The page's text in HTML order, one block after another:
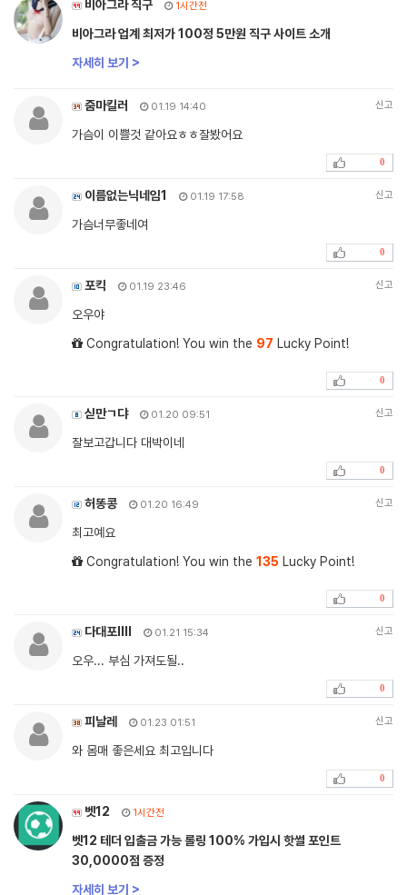
비아그라 직구 1시간전
비아그라 업계 최저가 100정 5만원 직구 사이트 소개
자세히 보기 >
줌마킬러 01.19 14:40 신고
가슴이 이쁠것 같아요ㅎㅎ잘봤어요
0
이름없는닉네임1 01.19 17:58 신고
가슴너무좋네여
0
포킥 01.19 23:46 신고
오우야
Congratulation! You win the 97 Lucky Point!
0
싣만ㄱ댜 01.20 09:51 신고
잘보고갑니다 대박이네
0
허똥콩 01.20 16:49 신고
최고예요
Congratulation! You win the 135 Lucky Point!
0
다대포llII 01.21 15:34 신고
오우... 부심 가져도될..
0
피날레 01.23 01:51 신고
와 몸매 좋은세요 최고입니다
0
벳12 1시간전
벳12 테더 입출금 가능 롤링 100% 가입시 핫썰 포인트
30,0000점 증정
자세히 보기 >